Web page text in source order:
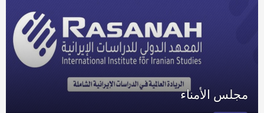
مجلس الأمناء